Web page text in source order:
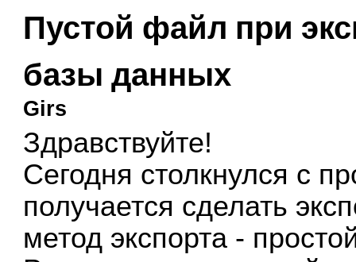
Пустой файл при
базы данных
Girs
Здравствуйте!
Сегодня столкнулся с
получается сделать
метод экспорта -